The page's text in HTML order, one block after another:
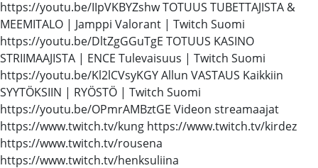
https://youtu.be/IIpVKBYZshw TOTUUS TUBETTAJISTA &
MEEMITALO | Jamppi Valorant | Twitch Suomi
https://youtu.be/DltZgGGuTgE TOTUUS KASINO
STRIIMAAJISTA | ENCE Tulevaisuus | Twitch Suomi
https://youtu.be/Kl2lCVsyKGY Allun VASTAUS Kaikkiin
SYYTÖKSIIN | RYÖSTÖ | Twitch Suomi
https://youtu.be/OPmrAMBztGE Videon streamaajat
https://www.twitch.tv/kung https://www.twitch.tv/kirdez
https://www.twitch.tv/rousena
https://www.twitch.tv/henksuliina